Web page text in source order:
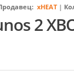
xHEAT|
2